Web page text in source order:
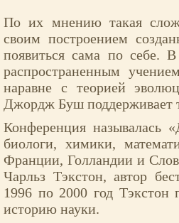
По их мнению такая
своим построением
появиться сама по себе.
распространенным
наравне с теорией
Джордж Буш поддерживает
Конференция называлась
биологи, химики,
Франции, Голландии и
Чарльз Тэкстон, автор
1996 по 2000 год Тэкстон
историю науки.